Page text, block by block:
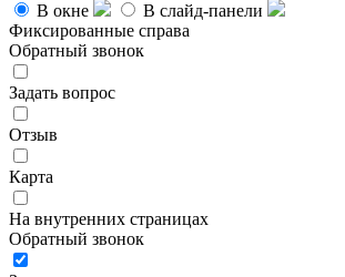
В окне
В слайд-панели
Фиксированные справа
Обратный звонок
Задать вопрос
Отзыв
Карта
На внутренних страницах
Обратный звонок